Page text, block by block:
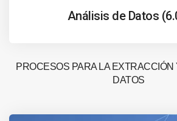
Análisis de Datos
PROCESOS PARA LA EXTRACCIÓN
DATOS